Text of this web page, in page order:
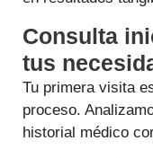
Consulta
tus
Tu primera visita
proceso.
historial médico